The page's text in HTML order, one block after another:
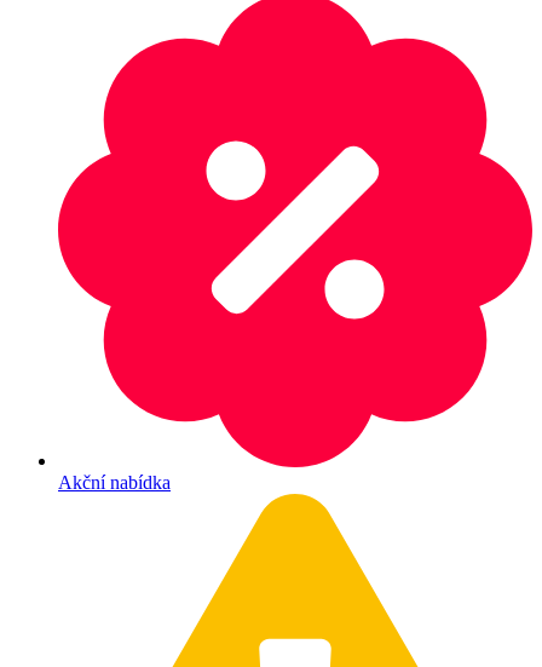
Akční nabídka